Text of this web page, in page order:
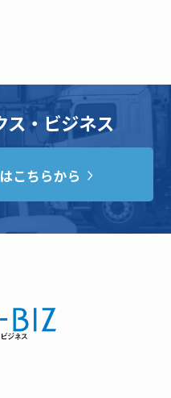
ス・ビジネス
こちらから